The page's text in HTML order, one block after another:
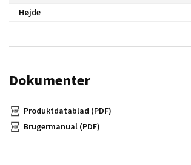
Højde
Dokumenter
Produktdatablad (PDF)
Brugermanual (PDF)